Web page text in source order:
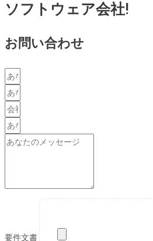
ソフトウェア会社!
お問い合わせ
要件文書